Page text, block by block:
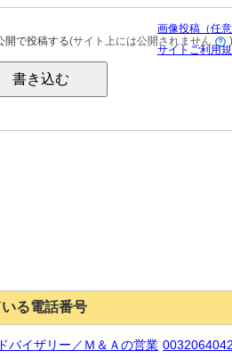
開で投稿する(サイト上には公開されません )
画像投稿（任意
サイトご利用
る電話番号
バイザリー／Ｍ＆Ａの営業